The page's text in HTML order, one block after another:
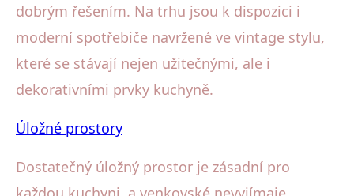
dobrým řešením. Na trhu jsou k dispozici i
moderní spotřebiče navržené ve vintage stylu,
které se stávají nejen užitečnými, ale i
dekorativními prvky kuchyně.
Úložné prostory
Dostatečný úložný prostor je zásadní pro